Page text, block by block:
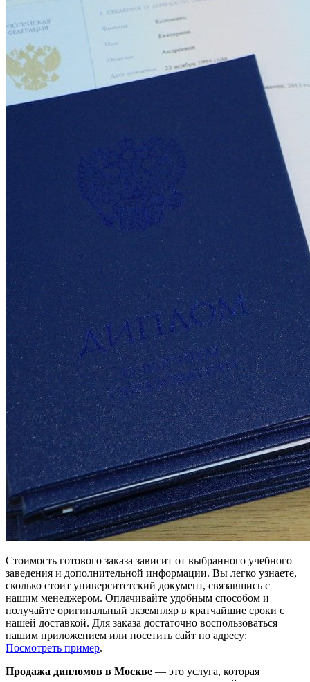
Стоимость готового заказа зависит от выбранного учебного
заведения и дополнительной информации. Вы легко узнаете,
сколько стоит университетский документ, связавшись с
нашим менеджером. Оплачивайте удобным способом и
получайте оригинальный экземпляр в кратчайшие сроки с
нашей доставкой. Для заказа достаточно воспользоваться
нашим приложением или посетить сайт по адресу:
Посмотреть пример.
Продажа дипломов в Москве — это услуга, которая